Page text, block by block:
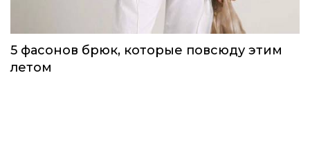
5 фасонов брюк, которые повсюду этим
летом